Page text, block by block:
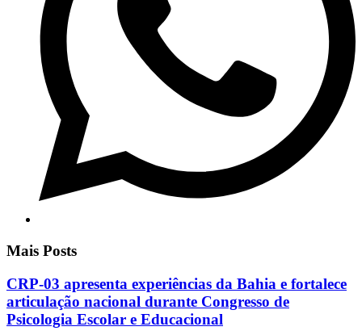
Mais Posts
CRP-03 apresenta experiências da Bahia e fortalece
articulação nacional durante Congresso de
Psicologia Escolar e Educacional